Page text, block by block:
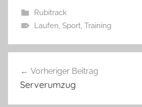
Rubitrack
Laufen, Sport, Training
Vorheriger Beitrag
Serverumzug